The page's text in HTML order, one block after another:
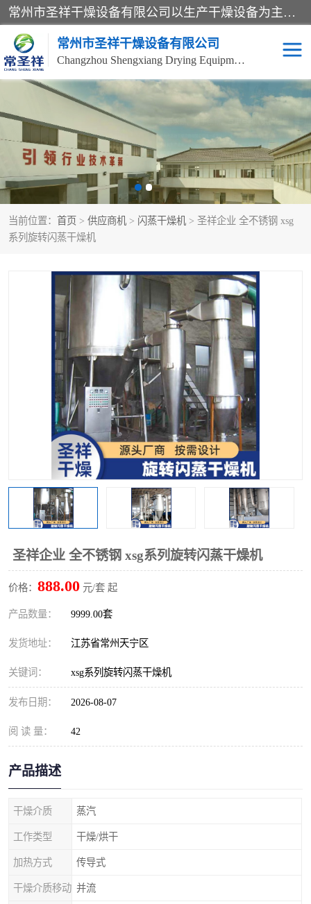
常州市圣祥干燥设备有限公司以生产干燥设备为主导产品，提供：干燥设备、干燥机、混合机、气流干燥机、烘箱、热风循环烘箱、沸腾干燥机、烘干机、喷雾干燥机等产品的生产、制造与销售服务。
常州市圣祥干燥设备有限公司
Changzhou Shengxiang Drying Equipment Co. , Ltd.
当前位置： 首页 > 供应商机 > 闪蒸干燥机 > 圣祥企业 全不锈钢 xsg
系列旋转闪蒸干燥机
圣祥企业 全不锈钢 xsg系列旋转闪蒸干燥机
价格： 888.00 元/套 起
产品数量： 9999.00套
发货地址： 江苏省常州天宁区
关键词： xsg系列旋转闪蒸干燥机
发布日期： 2026-08-07
阅 读 量： 42
产品描述
干燥介质 蒸汽
工作类型 干燥/烘干
加热方式 传导式
干燥介质移动 并流
单锥真空干燥机 双锥真空干燥机
气流干燥机 滚筒刮板干燥机
干燥机 闪蒸干燥机
桨叶干燥机 高速混合机
带式干燥机
单锥螺带真空干燥机 沸腾干燥机
方形圆形真空干燥机 真空耙式干燥机
热风循环烘箱 喷雾干燥机
振动流化床干燥机 盘式干燥机